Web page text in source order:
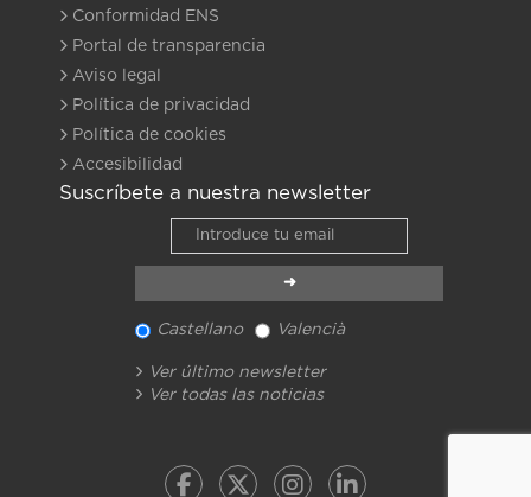
Conformidad ENS
Portal de transparencia
Aviso legal
Política de privacidad
Política de cookies
Accesibilidad
Suscríbete a nuestra newsletter
Castellano Valencià
Ver último newsletter
Ver todas las noticias